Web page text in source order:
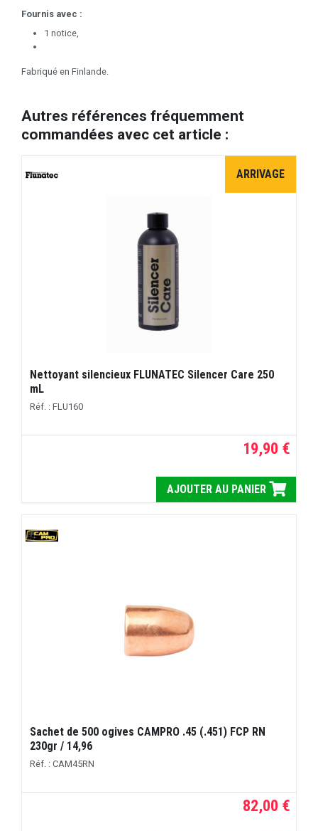
Fournis avec :
1 notice,
Fabriqué en Finlande.
Autres références fréquemment
commandées avec cet article :
ARRIVAGE
Nettoyant silencieux FLUNATEC Silencer Care 250
mL
Réf. : FLU160
19,90 €
AJOUTER AU PANIER
Sachet de 500 ogives CAMPRO .45 (.451) FCP RN
230gr / 14,96
Réf. : CAM45RN
82,00 €